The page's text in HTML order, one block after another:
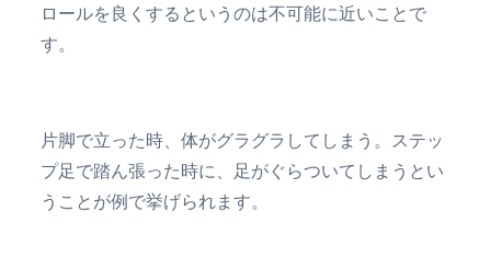
ロールを良くするというのは不可能に近いことで
す。
片脚で立った時、体がグラグラしてしまう。ステッ
プ足で踏ん張った時に、足がぐらついてしまうとい
うことが例で挙げられます。